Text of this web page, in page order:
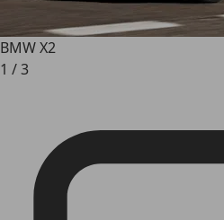
BMW X2
1 /3